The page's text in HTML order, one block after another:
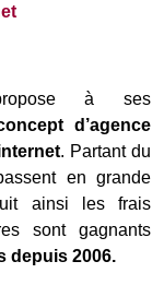
à ses
d’agence
. Partant du
en grande
ainsi les frais
sont gagnants
depuis 2006.